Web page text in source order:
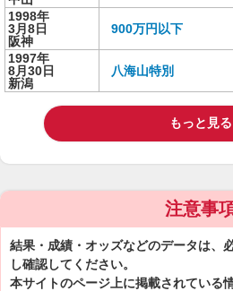
1998年
3月8日
阪神
900万円以下
1997年
8月30日
新潟
八海山特別
もっと見る
注意事
結果・成績・オッズなどのデータは、
し確認してください。
本サイトのページ上に掲載されている